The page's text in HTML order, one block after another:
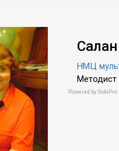
НМЦ
Методист
Powered by SobiPro